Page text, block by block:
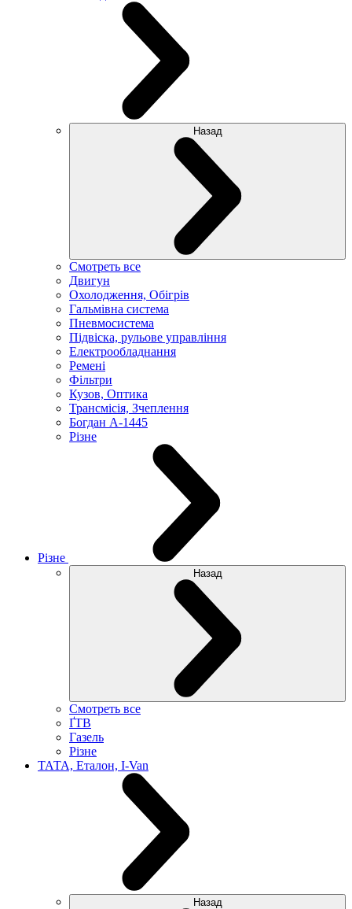
Назад
Смотреть все
Двигун
Охолодження, Обігрів
Гальмівна система
Пневмосистема
Підвіска, рульове управління
Електрообладнання
Ремені
Фільтри
Кузов, Оптика
Трансмісія, Зчеплення
Богдан А-1445
Різне
Різне
Назад
Смотреть все
ҐТВ
Газель
Різне
ТАТА, Еталон, I-Van
Назад